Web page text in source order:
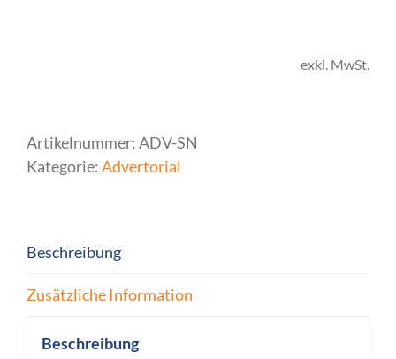
exkl. MwSt.
Artikelnummer:ADV-SN
Kategorie:Advertorial
Beschreibung
Zusätzliche Information
Beschreibung